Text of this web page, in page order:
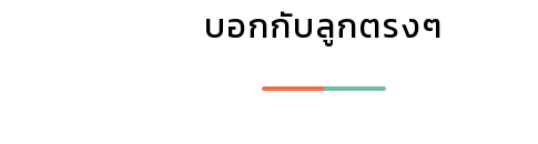
บอกกับลูกตรงๆ